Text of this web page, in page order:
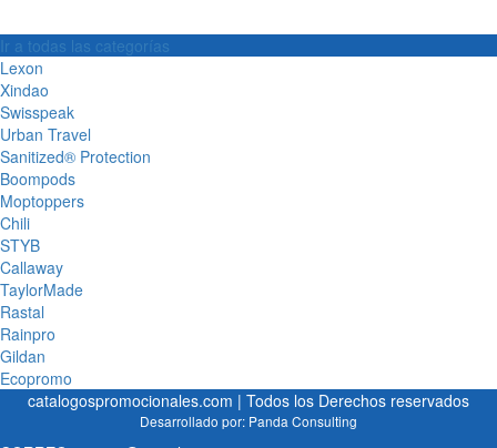
Ir a todas las categorías
Lexon
Xindao
Swisspeak
Urban Travel
Sanitized® Protection
Boompods
Moptoppers
Chili
STYB
Callaway
TaylorMade
Rastal
Rainpro
Gildan
Ecopromo
catalogospromocionales.com | Todos los Derechos reservados
Desarrollado por: Panda Consulting